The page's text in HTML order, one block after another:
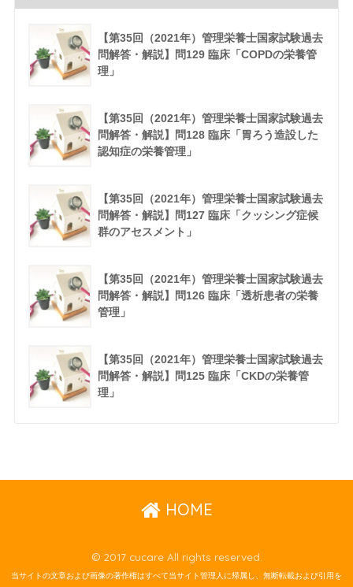
【第35回（2021年）管理栄養士国家試験過去
問解答・解説】問129 臨床「COPDの栄養管
理」
【第35回（2021年）管理栄養士国家試験過去
問解答・解説】問128 臨床「胃ろう造設した
認知症の栄養管理」
【第35回（2021年）管理栄養士国家試験過去
問解答・解説】問127 臨床「クッシング症候
群のアセスメント」
【第35回（2021年）管理栄養士国家試験過去
問解答・解説】問126 臨床「透析患者の栄養
管理」
【第35回（2021年）管理栄養士国家試験過去
問解答・解説】問125 臨床「CKDの栄養管
理」
HOME
© 2017 cucare All rights reserved.
当サイトの文章および画像の著作権はすべて当サイト管理人に帰属し、無断転載および引用を